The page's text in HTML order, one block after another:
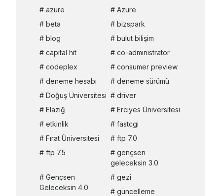
azure
Azure
beta
bizspark
blog
bulut bilişim
capital hit
co-administrator
codeplex
consumer preview
deneme hesabı
deneme sürümü
Doğuş Üniversitesi
driver
Elazığ
Erciyes Üniversitesi
etkinlik
fastcgi
Fırat Üniversitesi
ftp 7.0
ftp 7.5
gençsen
geleceksin 3.0
Gençsen
Geleceksin 4.0
gezi
güncelleme